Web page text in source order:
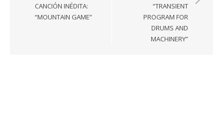
entradas
CANCIÓN INÉDITA:
“MOUNTAIN GAME”
“TRANSIENT
PROGRAM FOR
DRUMS AND
MACHINERY”